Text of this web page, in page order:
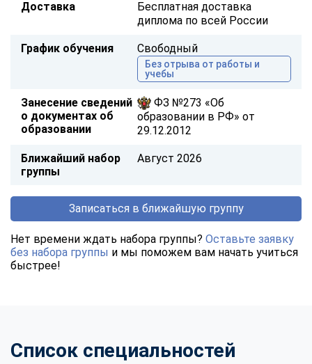
Доставка
Бесплатная доставка
диплома по всей России
График обучения Свободный
Без отрыва от работы и
учебы
Занесение сведений
о документах об
образовании
ФЗ №273 «Об
образовании в РФ» от
29.12.2012
Ближайший набор
группы
Август 2026
Записаться в ближайшую группу
Нет времени ждать набора группы? Оставьте заявку
без набора группы и мы поможем вам начать учиться
быстрее!
Список специальностей